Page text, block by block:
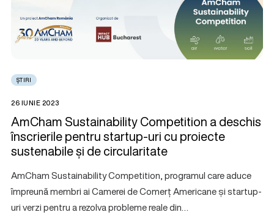
ȘTIRI
26 IUNIE 2023
AmCham Sustainability Competition a deschis
înscrierile pentru startup-uri cu proiecte
sustenabile și de circularitate
AmCham Sustainability Competition, programul care aduce
împreună membri ai Camerei de Comerț Americane și startup-
uri verzi pentru a rezolva probleme reale din…